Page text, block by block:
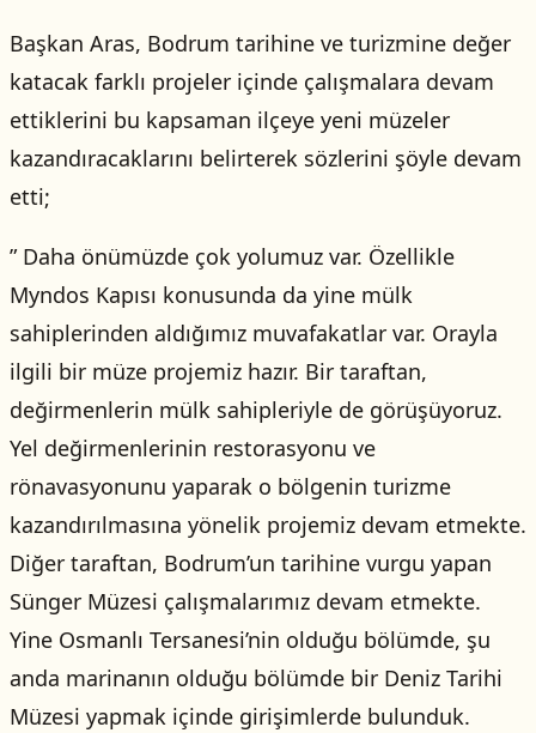
Başkan Aras, Bodrum tarihine ve turizmine değer
katacak farklı projeler içinde çalışmalara devam
ettiklerini bu kapsaman ilçeye yeni müzeler
kazandıracaklarını belirterek sözlerini şöyle devam
etti;
” Daha önümüzde çok yolumuz var. Özellikle
Myndos Kapısı konusunda da yine mülk
sahiplerinden aldığımız muvafakatlar var. Orayla
ilgili bir müze projemiz hazır. Bir taraftan,
değirmenlerin mülk sahipleriyle de görüşüyoruz.
Yel değirmenlerinin restorasyonu ve
rönavasyonunu yaparak o bölgenin turizme
kazandırılmasına yönelik projemiz devam etmekte.
Diğer taraftan, Bodrum’un tarihine vurgu yapan
Sünger Müzesi çalışmalarımız devam etmekte.
Yine Osmanlı Tersanesi’nin olduğu bölümde, şu
anda marinanın olduğu bölümde bir Deniz Tarihi
Müzesi yapmak içinde girişimlerde bulunduk.